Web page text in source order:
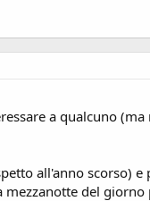
a qualcuno (ma
all'anno scorso) e
del giorno